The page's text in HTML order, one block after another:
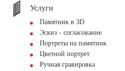
Услуги
Памятник в 3D
Эскиз - согласование
Портреты на памятник
Цветной портрет
Ручная гравировка